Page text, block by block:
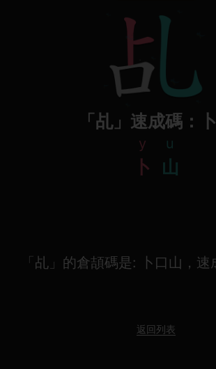
「乩」速成碼：
y
卜
u
山
「乩」的倉頡碼是: 卜口山，
返回列表